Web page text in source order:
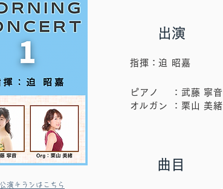
​公演チラシはこちら
​出演
​指揮：迫 昭嘉
ピアノ
​オルガン
：武藤 寧音
​：栗山 美緒
曲目